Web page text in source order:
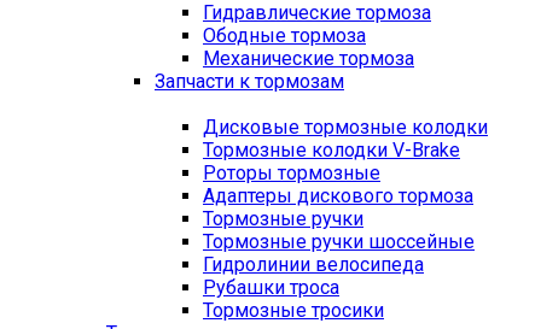
Гидравлические тормоза
Ободные тормоза
Механические тормоза
Запчасти к тормозам
Дисковые тормозные колодки
Тормозные колодки V-Brake
Роторы тормозные
Адаптеры дискового тормоза
Тормозные ручки
Тормозные ручки шоссейные
Гидролинии велосипеда
Рубашки троса
Тормозные тросики